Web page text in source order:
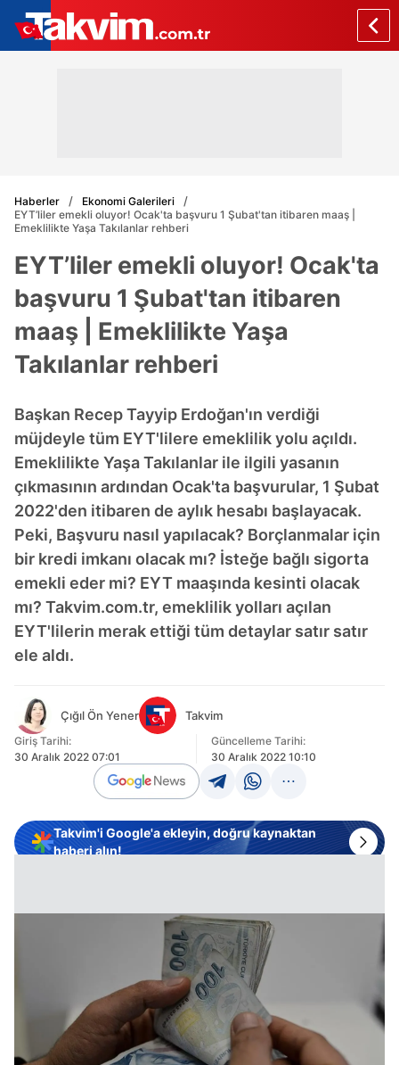
Haberler
Ekonomi Galerileri
EYT’liler emekli oluyor! Ocak'ta başvuru 1 Şubat'tan itibaren maaş |
Emeklilikte Yaşa Takılanlar rehberi
EYT’liler emekli oluyor! Ocak'ta
başvuru 1 Şubat'tan itibaren
maaş | Emeklilikte Yaşa
Takılanlar rehberi
Başkan Recep Tayyip Erdoğan'ın verdiği
müjdeyle tüm EYT'lilere emeklilik yolu açıldı.
Emeklilikte Yaşa Takılanlar ile ilgili yasanın
çıkmasının ardından Ocak'ta başvurular, 1 Şubat
2022'den itibaren de aylık hesabı başlayacak.
Peki, Başvuru nasıl yapılacak? Borçlanmalar için
bir kredi imkanı olacak mı? İsteğe bağlı sigorta
emekli eder mi? EYT maaşında kesinti olacak
mı? Takvim.com.tr, emeklilik yolları açılan
EYT'lilerin merak ettiği tüm detaylar satır satır
ele aldı.
Çığıl Ön Yener Takvim
Giriş Tarihi:
30 Aralık 2022 07:01
Güncelleme Tarihi:
30 Aralık 2022 10:10
Takvim'i Google'a ekleyin, doğru kaynaktan
haberi alın!